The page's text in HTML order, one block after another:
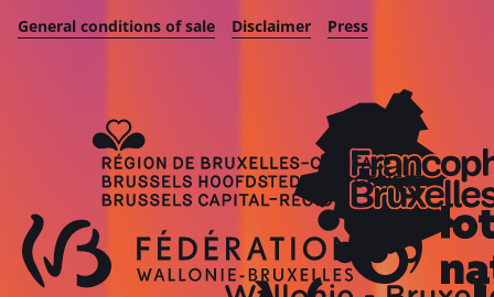
General conditions of sale
Disclaimer Press